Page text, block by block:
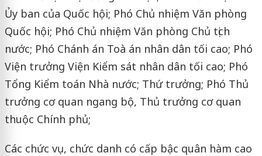
Ủy ban của Quốc hội; Phó Chủ nhiệm Văn phòng
Quốc hội; Phó Chủ nhiệm Văn phòng Chủ tịch
nước; Phó Chánh án Toà án nhân dân tối cao; Phó
Viện trưởng Viện Kiểm sát nhân dân tối cao; Phó
Tổng Kiểm toán Nhà nước; Thứ trưởng; Phó Thủ
trưởng cơ quan ngang bộ, Thủ trưởng cơ quan
thuộc Chính phủ;
Các chức vụ, chức danh có cấp bậc quân hàm cao